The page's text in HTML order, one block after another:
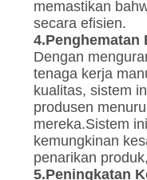
memastikan
secara efisien.
4.Penghematan
Dengan
tenaga kerja
kualitas, sistem
produsen
mereka.Sistem
kemungkinan
penarikan
5.Peningkatan